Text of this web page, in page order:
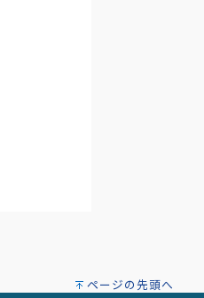
ページの先頭へ